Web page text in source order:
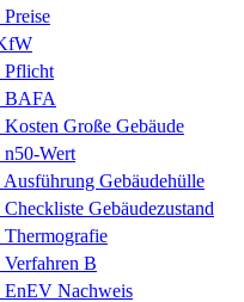
Pflicht
BAFA
Große Gebäude
Wert
Gebäudehülle
Gebäudezustand
B
Nachweis